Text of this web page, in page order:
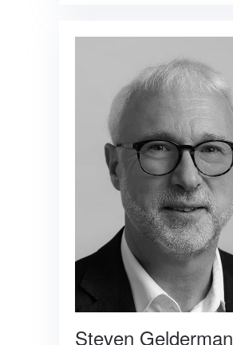
Steven Gelderman